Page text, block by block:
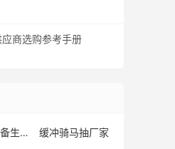
商选购参考手册
波纹管设备生产厂商
缓冲骑马抽厂家